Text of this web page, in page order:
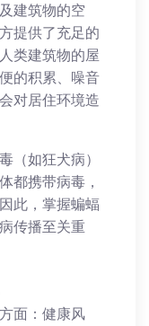
建筑物的空
提供了充足的
类建筑物的屋
的积累、噪音
对居住环境造
（如狂犬病）
都携带病毒，
此，掌握蝙蝠
传播至关重
面：健康风